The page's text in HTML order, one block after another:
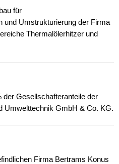
für
und Umstrukturierung der Firma
Thermalölerhitzer und
Gesellschafteranteile der
Umwelttechnik GmbH & Co. KG.
Firma Bertrams Konus